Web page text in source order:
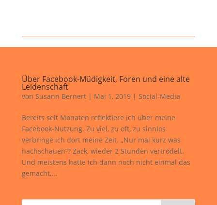
Über Facebook-Müdigkeit, Foren und eine alte
Leidenschaft
von Susann Bernert| Mai 1, 2019| Social-Media
Bereits seit Monaten reflektiere ich über meine
Facebook-Nutzung. Zu viel, zu oft, zu sinnlos
verbringe ich dort meine Zeit. „Nur mal kurz was
nachschauen“? Zack, wieder 2 Stunden vertrödelt.
Und meistens hatte ich dann noch nicht einmal das
gemacht,...